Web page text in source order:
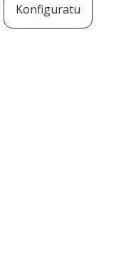
Konfiguratu